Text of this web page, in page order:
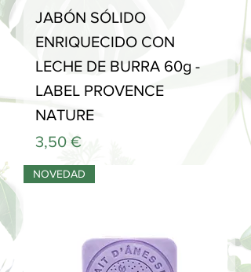
JABÓN SÓLIDO
ENRIQUECIDO CON
LECHE DE BURRA 60g -
LABEL PROVENCE
NATURE
Precio
3,50 €
NOVEDAD